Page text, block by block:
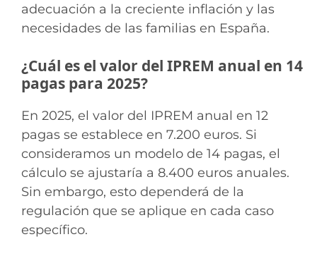
adecuación a la creciente inflación y las
necesidades de las familias en España.
¿Cuál es el valor del IPREM anual en 14
pagas para 2025?
En 2025, el valor del IPREM anual en 12
pagas se establece en 7.200 euros. Si
consideramos un modelo de 14 pagas, el
cálculo se ajustaría a 8.400 euros anuales.
Sin embargo, esto dependerá de la
regulación que se aplique en cada caso
específico.